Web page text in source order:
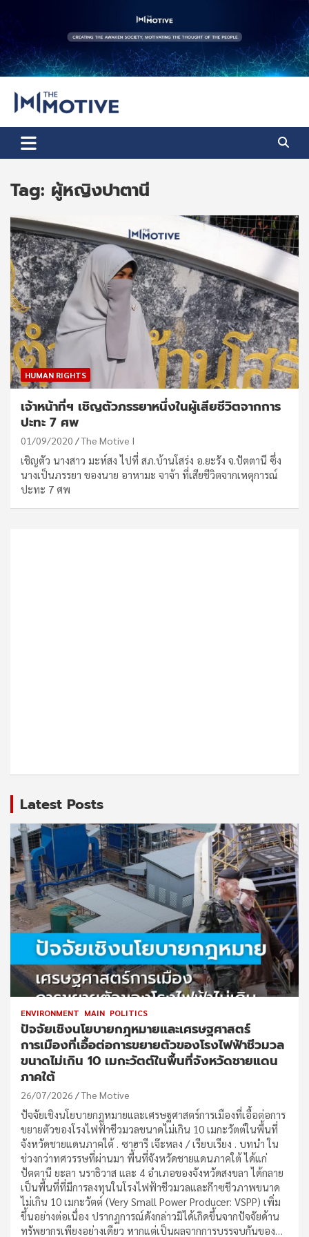
content
The Motive
Tag: ผู้หญิงปาตานี
HUMAN RIGHTS
เจ้าหน้าที่ฯ เชิญตัวภรรยาหนึ่งในผู้เสียชีวิตจากการ
ปะทะ 7 ศพ
01/09/2020 The Motive I
เชิญตัว นางสาว มะห์สง ไปที่ สภ.บ้านโสร่ง อ.ยะรัง จ.ปัตตานี ซึ่ง
นางเป็นภรรยา ของนาย อาหามะ จาจ้า ที่เสียชีวิตจากเหตุการณ์
ปะทะ 7 ศพ
Latest Posts
ENVIRONMENT MAIN POLITICS
ปัจจัยเชิงนโยบายกฎหมายและเศรษฐศาสตร์
การเมืองที่เอื้อต่อการขยายตัวของโรงไฟฟ้าชีวมวล
ขนาดไม่เกิน 10 เมกะวัตต์ในพื้นที่จังหวัดชายแดน
ภาคใต้
26/07/2026 The Motive
ปัจจัยเชิงนโยบายกฎหมายและเศรษฐศาสตร์การเมืองที่เอื้อต่อการ
ขยายตัวของโรงไฟฟ้าชีวมวลขนาดไม่เกิน 10 เมกะวัตต์ในพื้นที่
จังหวัดชายแดนภาคใต้ . ซาฮารี เจ๊ะหลง / เรียบเรียง . บทนำ ใน
ช่วงกว่าทศวรรษที่ผ่านมา พื้นที่จังหวัดชายแดนภาคใต้ ได้แก่
ปัตตานี ยะลา นราธิวาส และ 4 อำเภอของจังหวัดสงขลา ได้กลาย
เป็นพื้นที่ที่มีการลงทุนในโรงไฟฟ้าชีวมวลและก๊าซชีวภาพขนาด
ไม่เกิน 10 เมกะวัตต์ (Very Small Power Producer: VSPP) เพิ่ม
ขึ้นอย่างต่อเนื่อง ปรากฏการณ์ดังกล่าวมิได้เกิดขึ้นจากปัจจัยด้าน
ทรัพยากรเพียงอย่างเดียว หากแต่เป็นผลจากการบรรจบกันของ…